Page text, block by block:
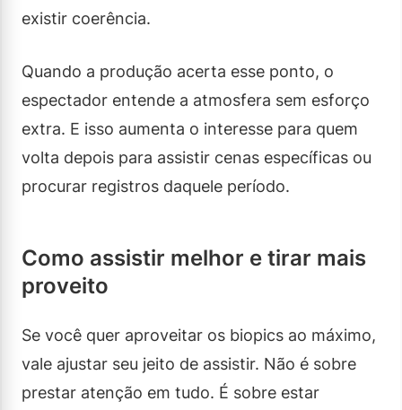
existir coerência.
Quando a produção acerta esse ponto, o
espectador entende a atmosfera sem esforço
extra. E isso aumenta o interesse para quem
volta depois para assistir cenas específicas ou
procurar registros daquele período.
Como assistir melhor e tirar mais
proveito
Se você quer aproveitar os biopics ao máximo,
vale ajustar seu jeito de assistir. Não é sobre
prestar atenção em tudo. É sobre estar